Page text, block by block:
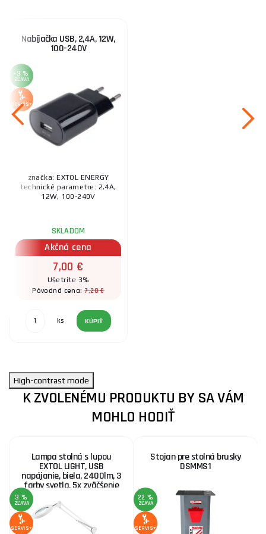
Nabíjačka USB, 2,4A, 12W,
100-240V
-3 %
ZĽAVA
SERVIS+
značka: EXTOL ENERGY
technické parametre: 2,4A,
12W, 100-240V
SKLADOM
Akčná cena
7,00 €
Ušetríte 3%
Pôvodná cena:7,20 €
ks KÚPIŤ
High-contrast mode
K ZVOLENÉMU PRODUKTU BY SA VÁM
MOHLO HODIŤ
Lampa stolná s lupou
EXTOL LIGHT, USB
napájanie, biela, 2400lm, 3
farby svetla, 5x zväčšenie
3 %
ZĽAVA
SERVIS+
Stojan pre stolná brusky
DSMMS1
22 %
ZĽAVA
SERVIS+